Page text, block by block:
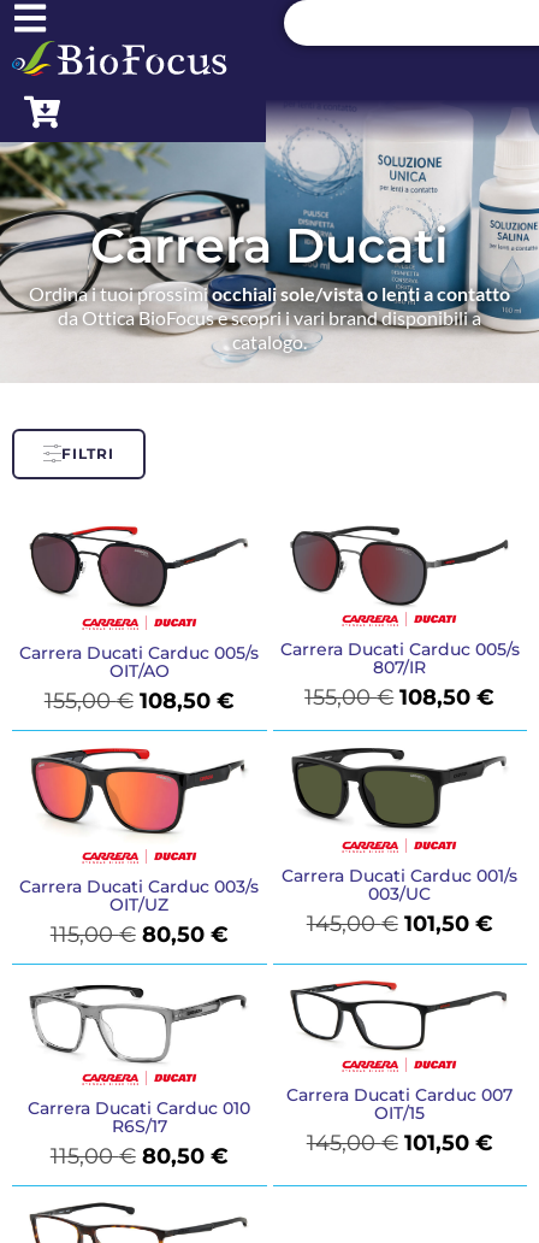
Carrera Ducati
Ordina i tuoi prossimiocchiali sole/vista o lenti a contatto
da Ottica BioFocus e scopri i vari brand disponibili a
catalogo.
FILTRI
Carrera Ducati Carduc 005/s
OIT/AO
155,00€ 108,50 €
Carrera Ducati Carduc 005/s
807/IR
155,00€ 108,50€
Carrera Ducati Carduc 003/s
OIT/UZ
115,00€ 80,50 €
Carrera Ducati Carduc 001/s
003/UC
145,00€ 101,50 €
Carrera Ducati Carduc 010
R6S/17
115,00€ 80,50 €
Carrera Ducati Carduc 007
OIT/15
145,00€ 101,50 €